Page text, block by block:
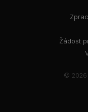
© 2026
Žádost